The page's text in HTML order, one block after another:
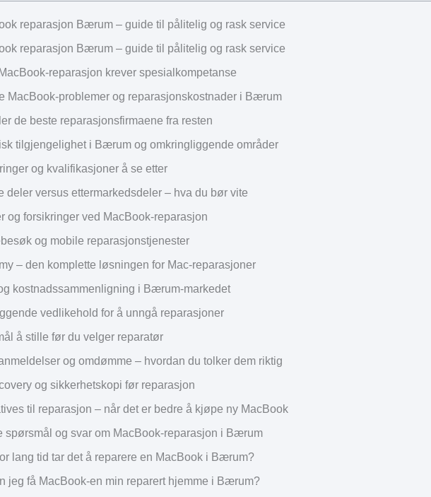
reparasjon Bærum – guide til pålitelig og rask service
reparasjon Bærum – guide til pålitelig og rask service
reparasjon krever spesialkompetanse
MacBook-problemer og reparasjonskostnader i Bærum
de beste reparasjonsfirmaene fra resten
tilgjengelighet i Bærum og omkringliggende områder
og kvalifikasjoner å se etter
deler versus ettermarkedsdeler – hva du bør vite
og forsikringer ved MacBook-reparasjon
og mobile reparasjonstjenester
– den komplette løsningen for Mac-reparasjoner
kostnadssammenligning i Bærum-markedet
vedlikehold for å unngå reparasjoner
å stille før du velger reparatør
og omdømme – hvordan du tolker dem riktig
og sikkerhetskopi før reparasjon
til reparasjon – når det er bedre å kjøpe ny MacBook
spørsmål og svar om MacBook-reparasjon i Bærum
lang tid tar det å reparere en MacBook i Bærum?
jeg få MacBook-en min reparert hjemme i Bærum?